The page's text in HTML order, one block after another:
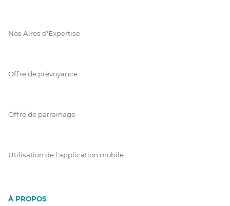
Nos Aires d'Expertise
Offre de prévoyance
Offre de parrainage
Utilisation de l'application mobile
À PROPOS